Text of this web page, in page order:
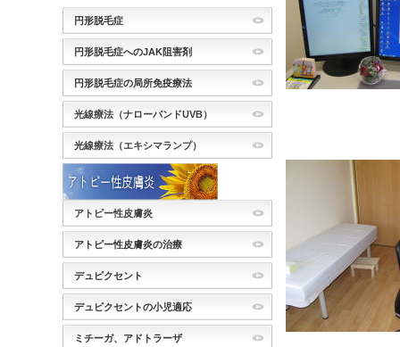
円形脱毛症
円形脱毛症へのJAK阻害剤
円形脱毛症の局所免疫療法
光線療法（ナローバンドUVB）
光線療法（エキシマランプ）
アトピー性皮膚炎
アトピー性皮膚炎の治療
デュピクセント
デュピクセントの小児適応
ミチーガ、アドトラーザ